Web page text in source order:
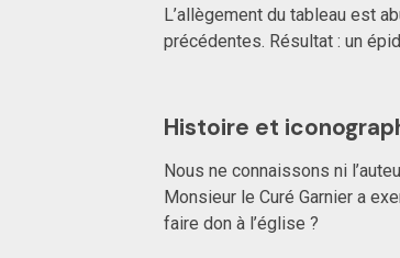
L’allègement du tableau est
précédentes. Résultat : un
Histoire et
Nous ne connaissons ni
Monsieur le Curé Garnier a
faire don à l’église ?